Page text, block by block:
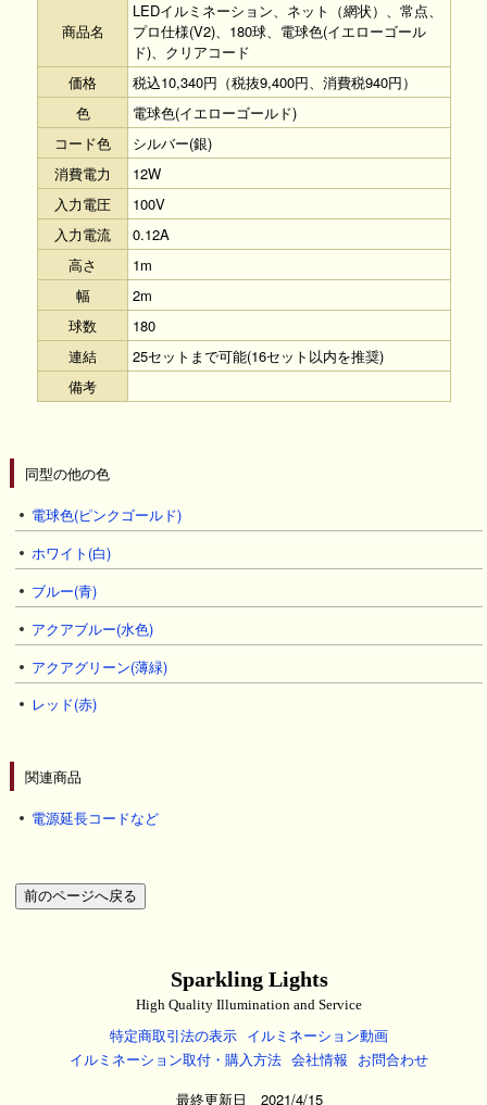
商品名
LEDイルミネーション、ネット（網状）、常点、
プロ仕様(V2)、180球、電球色(イエローゴール
ド)、クリアコード
価格
税込10,340円（税抜9,400円、消費税940円）
色
電球色(イエローゴールド)
コード色
シルバー(銀)
消費電力
12W
入力電圧
100V
入力電流
0.12A
高さ
1m
幅
2m
球数
180
連結
25セットまで可能(16セット以内を推奨)
備考
同型の他の色
電球色(ピンクゴールド)
ホワイト(白)
ブルー(青)
アクアブルー(水色)
アクアグリーン(薄緑)
レッド(赤)
関連商品
電源延長コードなど
Sparkling Lights
High Quality Illumination and Service
特定商取引法の表示 イルミネーション動画
イルミネーション取付・購入方法 会社情報 お問合わせ
最終更新日 2021/4/15